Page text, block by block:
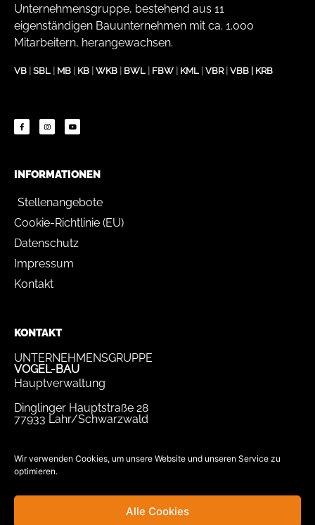
Wir verwenden Cookies, um unsere Website und unseren Service zu
optimieren.
Alle Cookies
Unternehmensgruppe, bestehend aus 11
eigenständigen Bauunternehmen mit ca. 1.000
Mitarbeitern, herangewachsen.
VB SBL MB KB WKB BWL FBW KML VBR| VBB KRB
INFORMATIONEN
Stellenangebote
Cookie-Richtlinie (EU)
Datenschutz
Impressum
Kontakt
KONTAKT
UNTERNEHMENSGRUPPE
VOGEL-BAU
Hauptverwaltung
Dinglinger Hauptstraße 28
77933 Lahr/Schwarzwald
bewerbung@vogel-bau.de
info@vogel-bau.de